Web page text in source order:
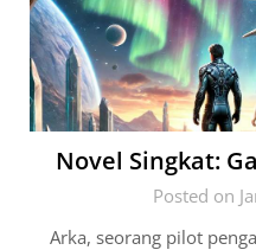
Novel Singkat:
Posted on
Arka, seorang pilot